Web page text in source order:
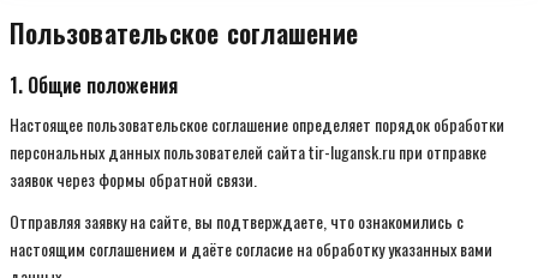
Пользовательское соглашение
1. Общие положения
Настоящее пользовательское соглашение определяет порядок обработки
персональных данных пользователей сайта tir-lugansk.ru при отправке
заявок через формы обратной связи.
Отправляя заявку на сайте, вы подтверждаете, что ознакомились с
настоящим соглашением и даёте согласие на обработку указанных вами